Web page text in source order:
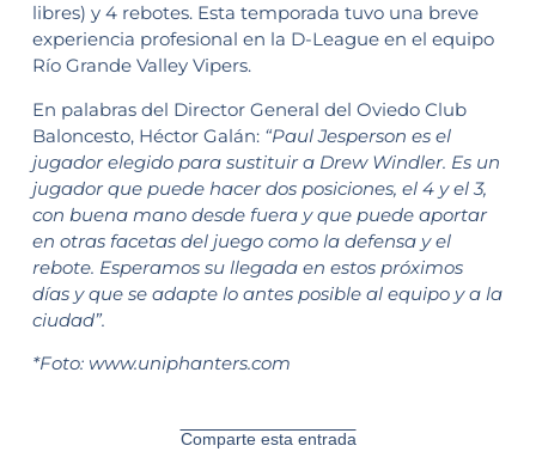
libres) y 4 rebotes. Esta temporada tuvo una breve
experiencia profesional en la D-League en el equipo
Río Grande Valley Vipers.
En palabras del Director General del Oviedo Club
Baloncesto, Héctor Galán: “Paul Jesperson es el
jugador elegido para sustituir a Drew Windler. Es un
jugador que puede hacer dos posiciones, el 4 y el 3,
con buena mano desde fuera y que puede aportar
en otras facetas del juego como la defensa y el
rebote. Esperamos su llegada en estos próximos
días y que se adapte lo antes posible al equipo y a la
ciudad”.
*Foto: www.uniphanters.com
Comparte esta entrada